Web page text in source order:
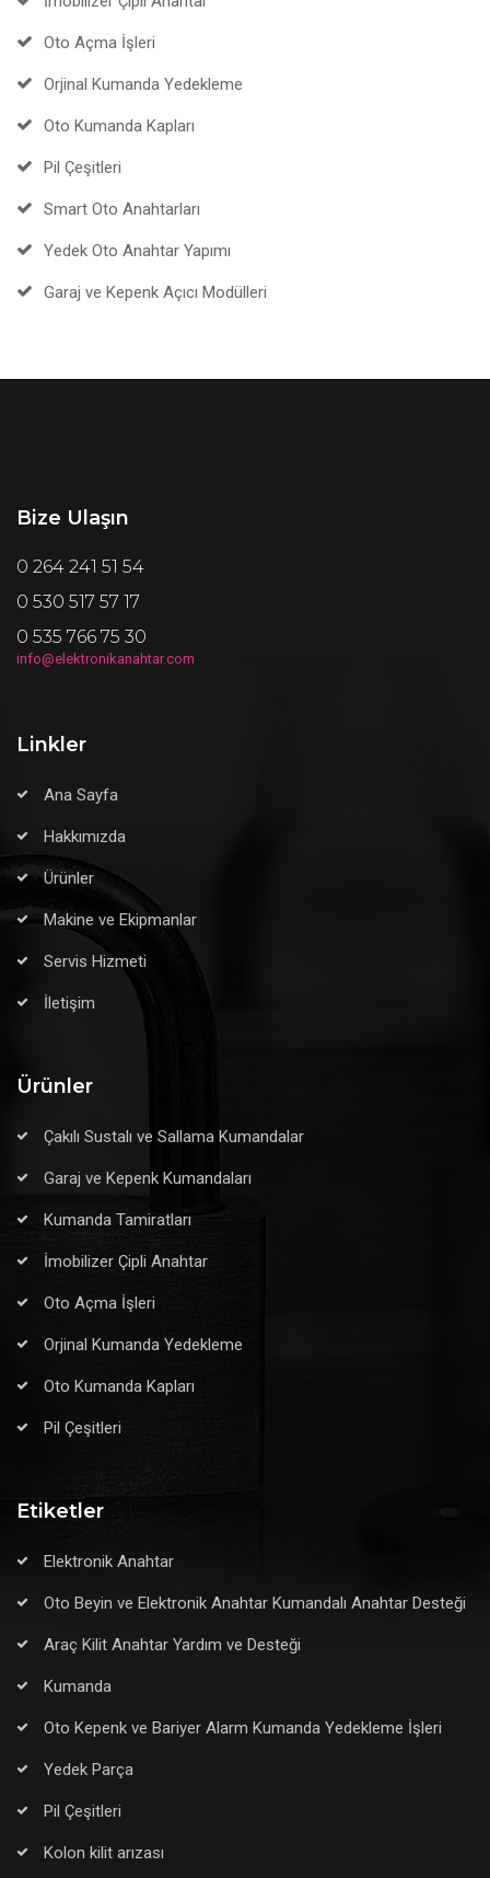
Oto Açma İşleri
Orjinal Kumanda Yedekleme
Oto Kumanda Kapları
Pil Çeşitleri
Smart Oto Anahtarları
Yedek Oto Anahtar Yapımı
Garaj ve Kepenk Açıcı Modülleri
Bize Ulaşın
0 264 241 51 54
0 530 517 57 17
0 535 766 75 30
info@elektronikanahtar.com
Linkler
Ana Sayfa
Hakkımızda
Ürünler
Makine ve Ekipmanlar
Servis Hizmeti
İletişim
Ürünler
Çakılı Sustalı ve Sallama Kumandalar
Garaj ve Kepenk Kumandaları
Kumanda Tamiratları
İmobilizer Çipli Anahtar
Oto Açma İşleri
Orjinal Kumanda Yedekleme
Oto Kumanda Kapları
Pil Çeşitleri
Etiketler
Elektronik Anahtar
Oto Beyin ve Elektronik Anahtar Kumandalı Anahtar Desteği
Araç Kilit Anahtar Yardım ve Desteği
Kumanda
Oto Kepenk ve Bariyer Alarm Kumanda Yedekleme İşleri
Yedek Parça
Pil Çeşitleri
Kolon kilit arızası